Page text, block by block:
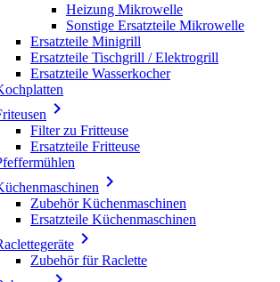
Heizung Mikrowelle
Sonstige Ersatzteile Mikrowelle
Ersatzteile Minigrill
Ersatzteile Tischgrill / Elektrogrill
Ersatzteile Wasserkocher

Filter zu Fritteuse
Ersatzteile Fritteuse

Zubehör Küchenmaschinen
Ersatzteile Küchenmaschinen

Zubehör für Raclette